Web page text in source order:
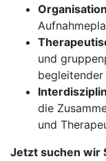
und
die
und
Jetzt suchen wir